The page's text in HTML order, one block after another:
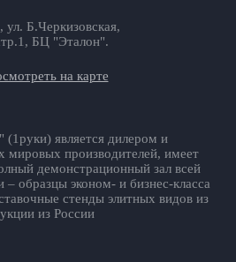
ул. Б.Черкизовская,
БЦ "Эталон".
на карте
является дилером и
мировых производителей, имеет
демонстрационный зал всей
– образцы эконом- и бизнес-класса
стенды элитных видов из
из России